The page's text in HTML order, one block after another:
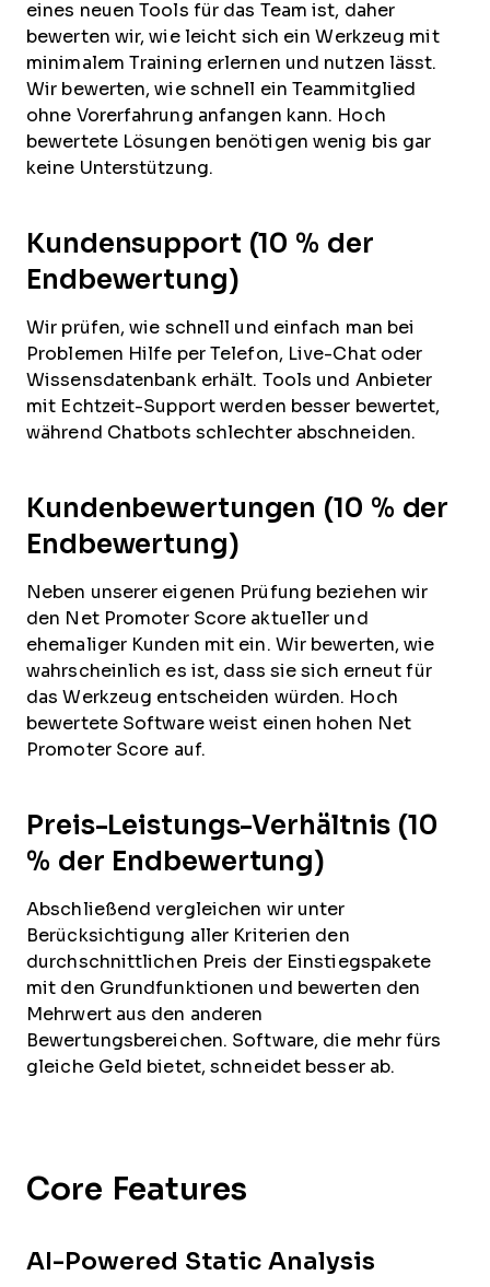
eines neuen Tools für das Team ist, daher
bewerten wir, wie leicht sich ein Werkzeug mit
minimalem Training erlernen und nutzen lässt.
Wir bewerten, wie schnell ein Teammitglied
ohne Vorerfahrung anfangen kann. Hoch
bewertete Lösungen benötigen wenig bis gar
keine Unterstützung.
Kundensupport (10 % der
Endbewertung)
Wir prüfen, wie schnell und einfach man bei
Problemen Hilfe per Telefon, Live-Chat oder
Wissensdatenbank erhält. Tools und Anbieter
mit Echtzeit-Support werden besser bewertet,
während Chatbots schlechter abschneiden.
Kundenbewertungen (10 % der
Endbewertung)
Neben unserer eigenen Prüfung beziehen wir
den Net Promoter Score aktueller und
ehemaliger Kunden mit ein. Wir bewerten, wie
wahrscheinlich es ist, dass sie sich erneut für
das Werkzeug entscheiden würden. Hoch
bewertete Software weist einen hohen Net
Promoter Score auf.
Preis-Leistungs-Verhältnis (10
% der Endbewertung)
Abschließend vergleichen wir unter
Berücksichtigung aller Kriterien den
durchschnittlichen Preis der Einstiegspakete
mit den Grundfunktionen und bewerten den
Mehrwert aus den anderen
Bewertungsbereichen. Software, die mehr fürs
gleiche Geld bietet, schneidet besser ab.
Core Features
AI-Powered Static Analysis